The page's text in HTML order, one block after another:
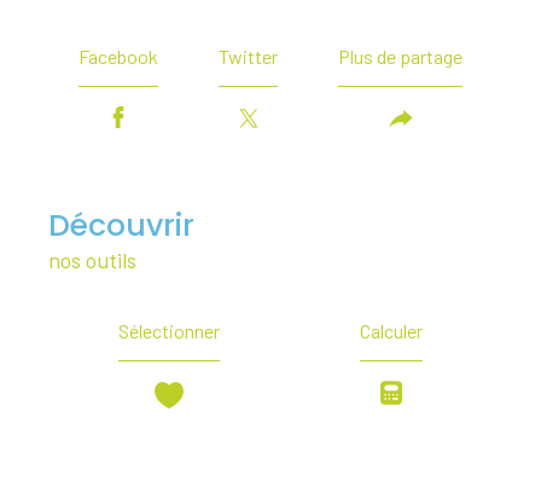
Facebook Twitter Plus de partage
découvrir
nos outils
Sélectionner Calculer